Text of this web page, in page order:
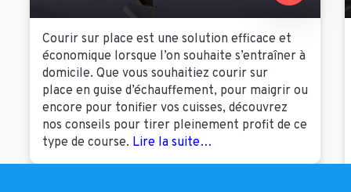
Courir sur place est une solution efficace et
économique lorsque l’on souhaite s’entraîner à
domicile. Que vous souhaitiez courir sur
place en guise d’échauffement, pour maigrir ou
encore pour tonifier vos cuisses, découvrez
nos conseils pour tirer pleinement profit de ce
type de course. Lire la suite…